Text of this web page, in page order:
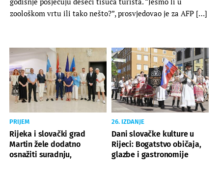
zoološkom vrtu ili tako nešto?”, prosvjedovao je za AFP […]
PRIJEM
Rijeka i slovački grad
Martin žele dodatno
osnažiti suradnju,
26. IZDANJE
Dani slovačke kulture u
Rijeci: Bogatstvo običaja,
glazbe i gastronomije